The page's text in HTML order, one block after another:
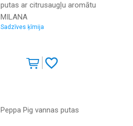
putas ar citrusaugļu aromātu
MILANA
Sadzīves ķīmija
Peppa Pig vannas putas